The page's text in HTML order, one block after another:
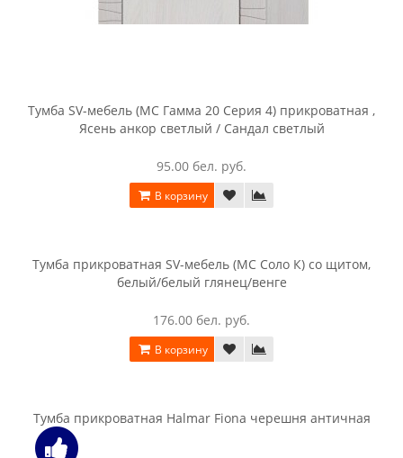
Тумба SV-мебель (МС Гамма 20 Серия 4) прикроватная ,
Ясень анкор светлый / Сандал светлый
95.00 бел. руб.
В корзину